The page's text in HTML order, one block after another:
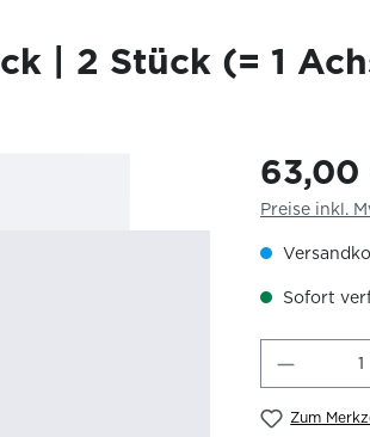
| 2 Stück (= 1
63,00
Preise inkl.
Sofort
Zum